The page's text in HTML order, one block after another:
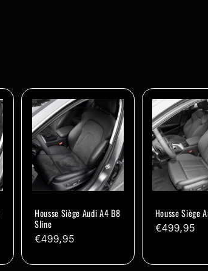
Housse Siège Audi A4 B8
Sline
Prix
€499,95
Housse Siège
Prix
€499,95